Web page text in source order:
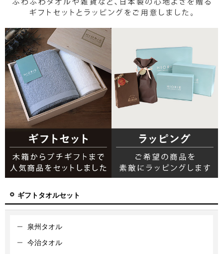
ギフトタオルセット
泉州タオル
今治タオル